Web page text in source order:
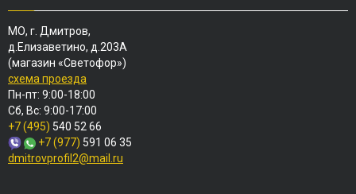
МО, г. Дмитров,
д.Елизаветино, д.203А
(магазин «Светофор»)
схема проезда
Пн-пт: 9:00-18:00
Сб, Вс: 9:00-17:00
+7 (495) 540 52 66
+7 (977) 591 06 35
dmitrovprofil2@mail.ru